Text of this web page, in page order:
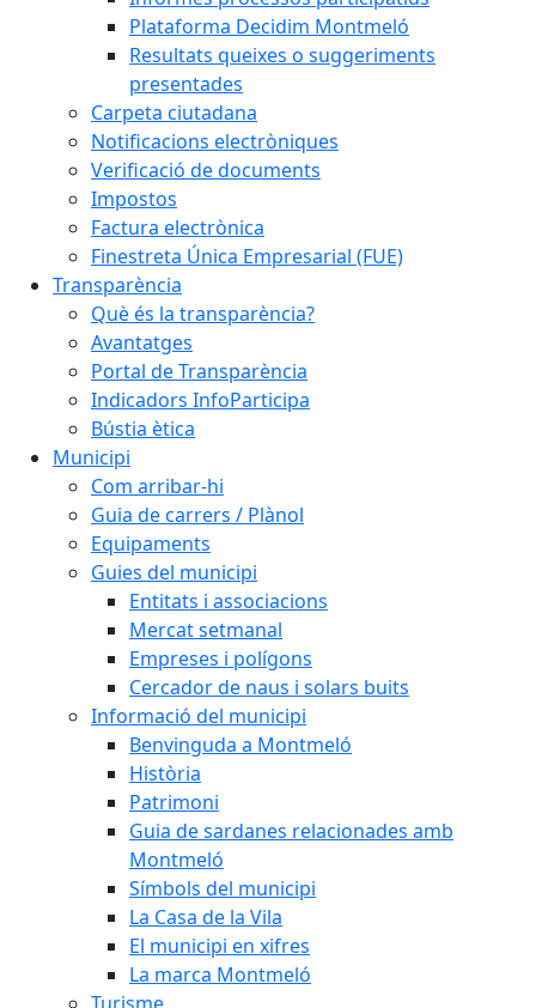
Plataforma Decidim Montmeló
Resultats queixes o suggeriments
presentades
Carpeta ciutadana
Notificacions electròniques
Verificació de documents
Impostos
Factura electrònica
Finestreta Única Empresarial (FUE)
Transparència
Què és la transparència?
Avantatges
Portal de Transparència
Indicadors InfoParticipa
Bústia ètica
Municipi
Com arribar-hi
Guia de carrers / Plànol
Equipaments
Guies del municipi
Entitats i associacions
Mercat setmanal
Empreses i polígons
Cercador de naus i solars buits
Informació del municipi
Benvinguda a Montmeló
Història
Patrimoni
Guia de sardanes relacionades amb
Montmeló
Símbols del municipi
La Casa de la Vila
El municipi en xifres
La marca Montmeló